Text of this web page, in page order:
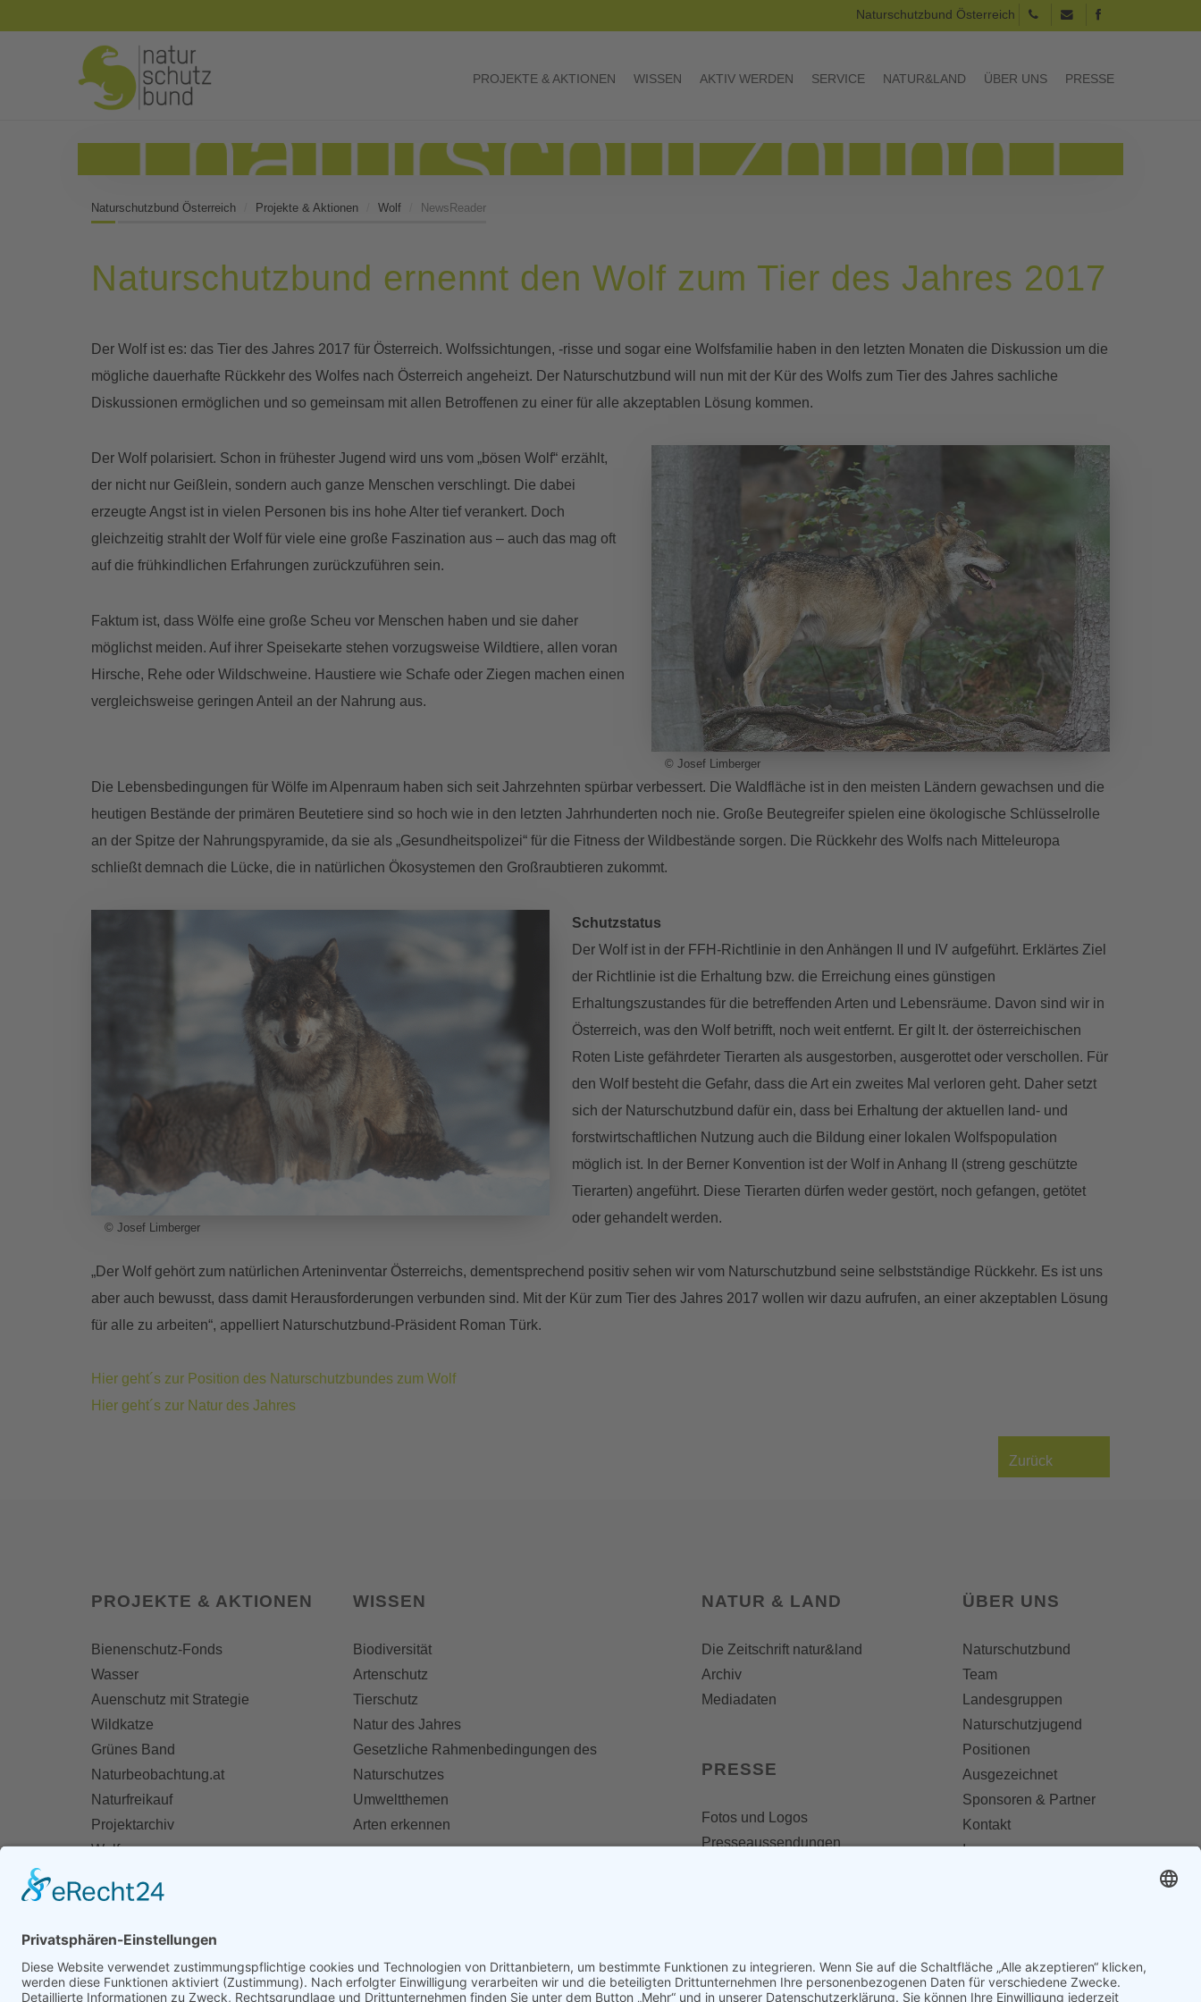
Naturschutzbund Österreich
PROJEKTE & AKTIONEN WISSEN AKTIV WERDEN SERVICE NATUR&LAND ÜBER UNS PRESSE
Naturschutzbund Österreich Projekte & Aktionen Wolf NewsReader
Naturschutzbund ernennt den Wolf zum Tier des Jahres 2017
Der Wolf ist es: das Tier des Jahres 2017 für Österreich. Wolfssichtungen, -risse und sogar eine Wolfsfamilie haben in den letzten Monaten die Diskussion um die
mögliche dauerhafte Rückkehr des Wolfes nach Österreich angeheizt. Der Naturschutzbund will nun mit der Kür des Wolfs zum Tier des Jahres sachliche
Diskussionen ermöglichen und so gemeinsam mit allen Betroffenen zu einer für alle akzeptablen Lösung kommen.
© Josef Limberger
Der Wolf polarisiert. Schon in frühester Jugend wird uns vom „bösen Wolf“ erzählt,
der nicht nur Geißlein, sondern auch ganze Menschen verschlingt. Die dabei
erzeugte Angst ist in vielen Personen bis ins hohe Alter tief verankert. Doch
gleichzeitig strahlt der Wolf für viele eine große Faszination aus – auch das mag oft
auf die frühkindlichen Erfahrungen zurückzuführen sein.
Faktum ist, dass Wölfe eine große Scheu vor Menschen haben und sie daher
möglichst meiden. Auf ihrer Speisekarte stehen vorzugsweise Wildtiere, allen voran
Hirsche, Rehe oder Wildschweine. Haustiere wie Schafe oder Ziegen machen einen
vergleichsweise geringen Anteil an der Nahrung aus.
Die Lebensbedingungen für Wölfe im Alpenraum haben sich seit Jahrzehnten spürbar verbessert. Die Waldfläche ist in den meisten Ländern gewachsen und die
heutigen Bestände der primären Beutetiere sind so hoch wie in den letzten Jahrhunderten noch nie. Große Beutegreifer spielen eine ökologische Schlüsselrolle
an der Spitze der Nahrungspyramide, da sie als „Gesundheitspolizei“ für die Fitness der Wildbestände sorgen. Die Rückkehr des Wolfs nach Mitteleuropa
schließt demnach die Lücke, die in natürlichen Ökosystemen den Großraubtieren zukommt.
© Josef Limberger
Schutzstatus
Der Wolf ist in der FFH-Richtlinie in den Anhängen II und IV aufgeführt. Erklärtes Ziel
der Richtlinie ist die Erhaltung bzw. die Erreichung eines günstigen
Erhaltungszustandes für die betreffenden Arten und Lebensräume. Davon sind wir in
Österreich, was den Wolf betrifft, noch weit entfernt. Er gilt lt. der österreichischen
Roten Liste gefährdeter Tierarten als ausgestorben, ausgerottet oder verschollen. Für
den Wolf besteht die Gefahr, dass die Art ein zweites Mal verloren geht. Daher setzt
sich der Naturschutzbund dafür ein, dass bei Erhaltung der aktuellen land- und
forstwirtschaftlichen Nutzung auch die Bildung einer lokalen Wolfspopulation
möglich ist. In der Berner Konvention ist der Wolf in Anhang II (streng geschützte
Tierarten) angeführt. Diese Tierarten dürfen weder gestört, noch gefangen, getötet
oder gehandelt werden.
„Der Wolf gehört zum natürlichen Arteninventar Österreichs, dementsprechend positiv sehen wir vom Naturschutzbund seine selbstständige Rückkehr. Es ist uns
aber auch bewusst, dass damit Herausforderungen verbunden sind. Mit der Kür zum Tier des Jahres 2017 wollen wir dazu aufrufen, an einer akzeptablen Lösung
für alle zu arbeiten“, appelliert Naturschutzbund-Präsident Roman Türk.
Hier geht´s zur Position des Naturschutzbundes zum Wolf
Hier geht´s zur Natur des Jahres
Zurück
PROJEKTE & AKTIONEN
Bienenschutz-Fonds
Wasser
Auenschutz mit Strategie
Wildkatze
Grünes Band
Naturbeobachtung.at
Naturfreikauf
Projektarchiv
Wolf
WISSEN
Biodiversität
Artenschutz
Tierschutz
Natur des Jahres
Gesetzliche Rahmenbedingungen des
Naturschutzes
Umweltthemen
Arten erkennen
Spenden
Mitglied werden
NATUR & LAND
Die Zeitschrift natur&land
Archiv
Mediadaten
PRESSE
Fotos und Logos
Presseaussendungen
ÜBER UNS
Naturschutzbund
Team
Landesgruppen
Naturschutzjugend
Positionen
Ausgezeichnet
Sponsoren & Partner
Kontakt
Impressum